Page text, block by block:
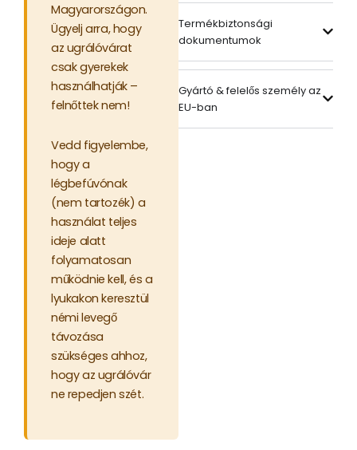
Magyarországon.
Ügyelj arra, hogy
az ugrálóvárat
csak gyerekek
használhatják –
felnőttek nem!
Vedd figyelembe,
hogy a
légbefúvónak
(nem tartozék) a
használat teljes
ideje alatt
folyamatosan
működnie kell, és a
lyukakon keresztül
némi levegő
távozása
szükséges ahhoz,
hogy az ugrálóvár
ne repedjen szét.
Termékbiztonsági
dokumentumok
Gyártó & felelős személy az
EU-ban